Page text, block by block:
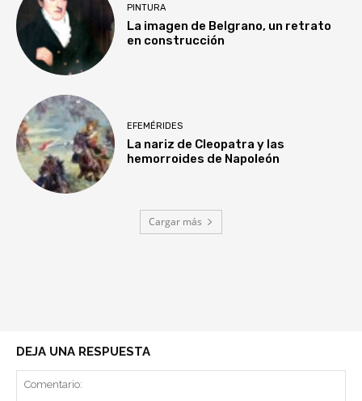
PINTURA
La imagen de Belgrano, un retrato
en construcción
EFEMÉRIDES
La nariz de Cleopatra y las
hemorroides de Napoleón
Cargar más
DEJA UNA RESPUESTA